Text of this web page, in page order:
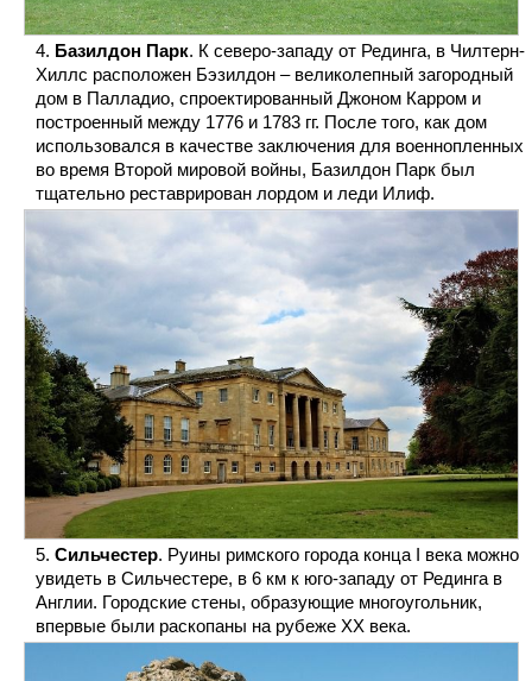
Базилдон Парк. К северо-западу от Рединга, в Чилтерн-
Хиллс расположен Бэзилдон – великолепный загородный
дом в Палладио, спроектированный Джоном Карром и
построенный между 1776 и 1783 гг. После того, как дом
использовался в качестве заключения для военнопленных
во время Второй мировой войны, Базилдон Парк был
тщательно реставрирован лордом и леди Илиф.
Сильчестер. Руины римского города конца I века можно
увидеть в Сильчестере, в 6 км к юго-западу от Рединга в
Англии. Городские стены, образующие многоугольник,
впервые были раскопаны на рубеже XX века.